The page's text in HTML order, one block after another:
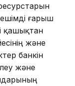
ғарыш
қашықтан
және
банкін
және